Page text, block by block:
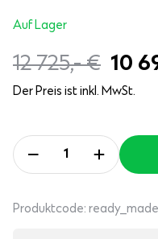
Auf Lager
12 725,-€ 10
Der Preis ist inkl. MwSt.
Produktcode: